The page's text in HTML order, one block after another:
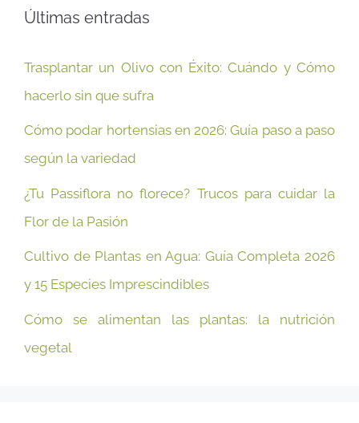
Últimas entradas
Trasplantar un Olivo con Éxito: Cuándo y Cómo
hacerlo sin que sufra
Cómo podar hortensias en 2026: Guía paso a paso
según la variedad
¿Tu Passiflora no florece? Trucos para cuidar la
Flor de la Pasión
Cultivo de Plantas en Agua: Guía Completa 2026
y 15 Especies Imprescindibles
Cómo se alimentan las plantas: la nutrición
vegetal